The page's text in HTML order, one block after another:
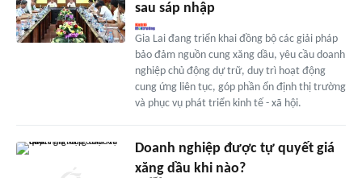
sau sáp nhập
Gia Lai đang triển khai đồng bộ các giải pháp
bảo đảm nguồn cung xăng dầu, yêu cầu doanh
nghiệp chủ động dự trữ, duy trì hoạt động
cung ứng liên tục, góp phần ổn định thị trường
và phục vụ phát triển kinh tế - xã hội.
Doanh nghiệp được tự quyết giá
xăng dầu khi nào?